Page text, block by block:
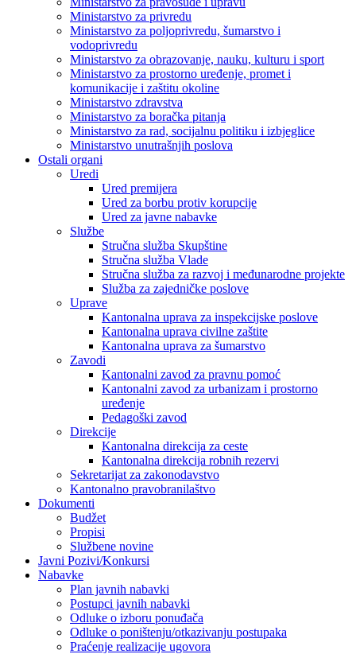
Ministarstvo za privredu
Ministarstvo za poljoprivredu, šumarstvo i
vodoprivredu
Ministarstvo za obrazovanje, nauku, kulturu i sport
Ministarstvo za prostorno uređenje, promet i
komunikacije i zaštitu okoline
Ministarstvo zdravstva
Ministarstvo za boračka pitanja
Ministarstvo za rad, socijalnu politiku i izbjeglice
Ministarstvo unutrašnjih poslova
Ostali organi
Uredi
Ured premijera
Ured za borbu protiv korupcije
Ured za javne nabavke
Službe
Stručna služba Skupštine
Stručna služba Vlade
Stručna služba za razvoj i međunarodne projekte
Služba za zajedničke poslove
Uprave
Kantonalna uprava za inspekcijske poslove
Kantonalna uprava civilne zaštite
Kantonalna uprava za šumarstvo
Zavodi
Kantonalni zavod za pravnu pomoć
Kantonalni zavod za urbanizam i prostorno
uređenje
Pedagoški zavod
Direkcije
Kantonalna direkcija za ceste
Kantonalna direkcija robnih rezervi
Sekretarijat za zakonodavstvo
Kantonalno pravobranilaštvo
Dokumenti
Budžet
Propisi
Službene novine
Javni Pozivi/Konkursi
Nabavke
Plan javnih nabavki
Postupci javnih nabavki
Odluke o izboru ponuđača
Odluke o poništenju/otkazivanju postupaka
Praćenje realizacije ugovora